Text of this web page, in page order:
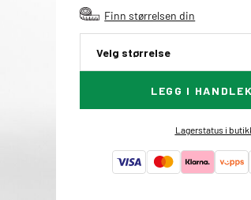
Finn størrelsen din
Velg størrelse
LEGG I
Lagerstatus i